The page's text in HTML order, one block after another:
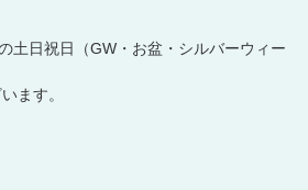
土日祝日（GW・お盆・シルバーウィー
ます。